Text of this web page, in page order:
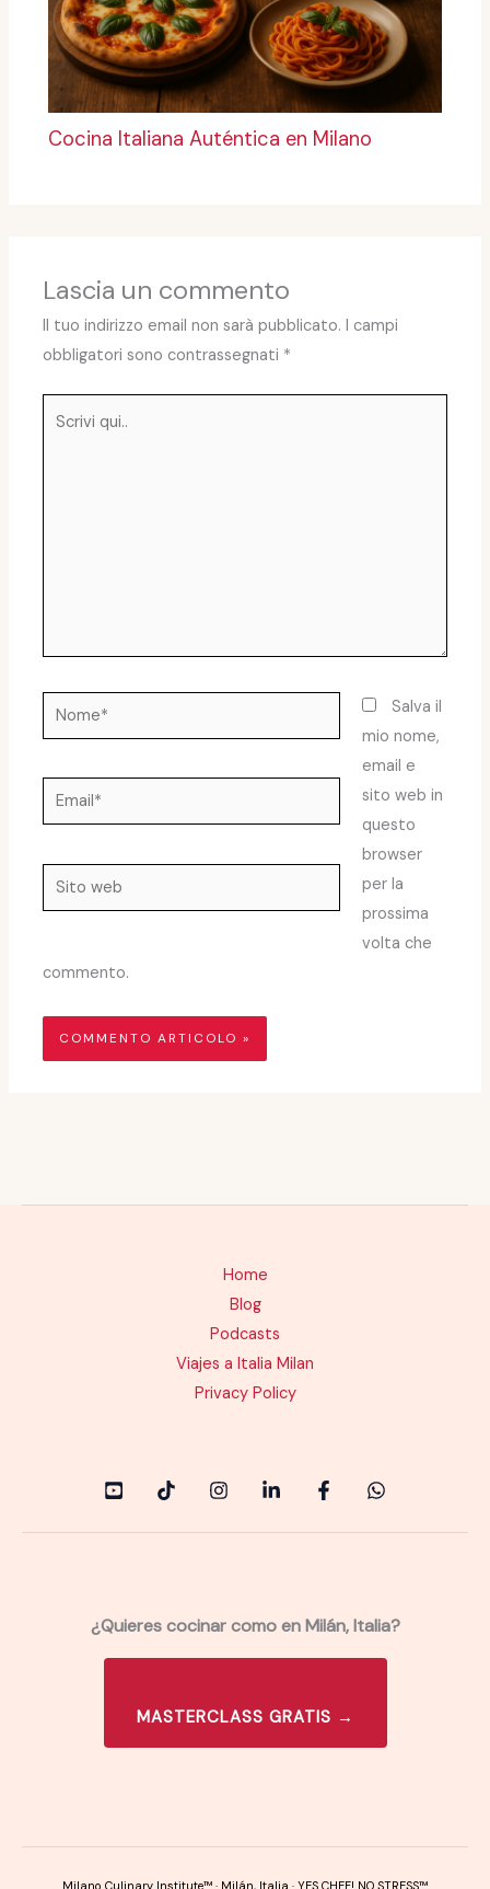
Cocina Italiana Auténtica en Milano
Lascia un commento
Il tuo indirizzo email non sarà pubblicato. I campi
obbligatori sono contrassegnati *
Nome*
Email*
Sito
web
Salva il
mio nome,
email e
sito web in
questo
browser
per la
prossima
volta che
commento.
Home
Blog
Podcasts
Viajes a Italia Milan
Privacy Policy
¿Quieres cocinar como en Milán, Italia?
MASTERCLASS GRATIS →